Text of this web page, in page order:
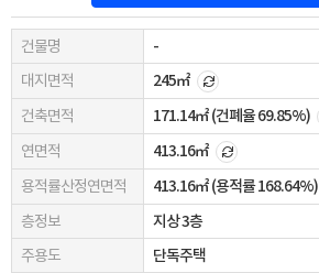
건물명
-
대지면적
245㎡
건축면적
171.14㎡(건폐율 69.85%)
연면적
413.16㎡
용적률산정연면적
413.16㎡(용적률 168.64%)
층정보
지상 3층
주용도
단독주택